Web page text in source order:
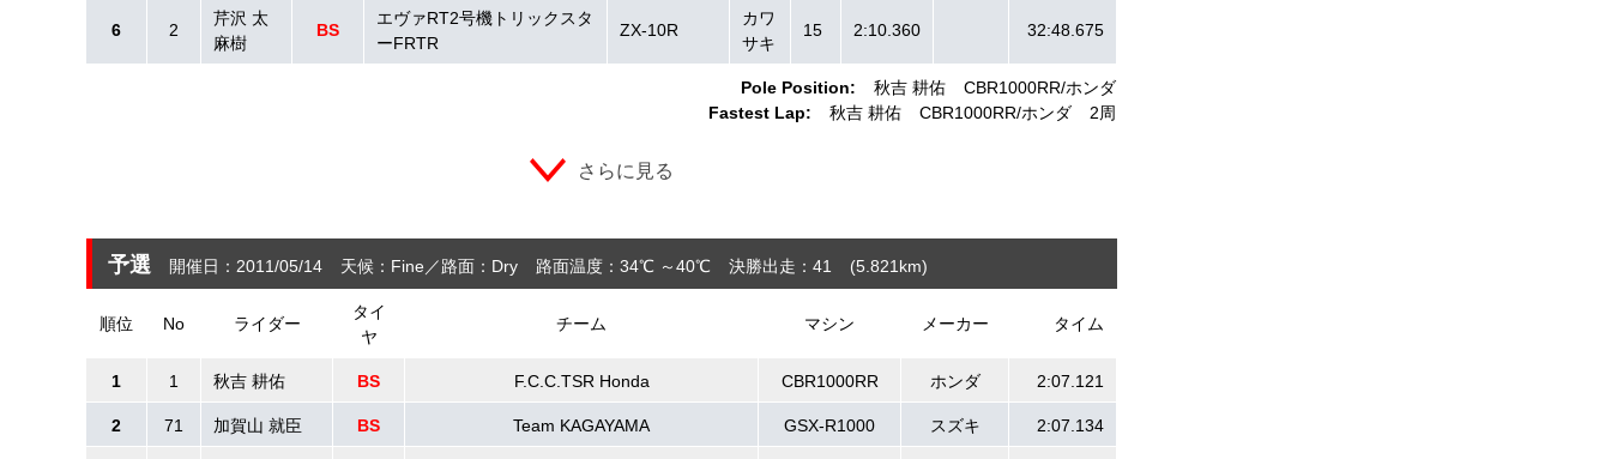
Pole Position: 秋吉 耕佑 CBR1000RR ホンダ
Fastest Lap:
秋吉 耕佑 CBR1000RR ホンダ 2周
6 2
芹沢 太
麻樹
BS
エヴァRT2号機トリックスタ
ーFRTR
ZX-10R
カワ
サキ
15 2:10.360 32:48.675
さらに見る
予選 開催日：2011/05/14 天候：Fine 路面：Dry 路面温度：34℃ ～40℃ 決勝出走：41 (5.821 km)
順位 No ライダー
タイ
ヤ
チーム マシン メーカー タイム
1 1 秋吉 耕佑 BS F.C.C.TSR Honda CBR1000RR ホンダ 2:07.121
2 71 加賀山 就臣 BS Team KAGAYAMA GSX-R1000 スズキ 2:07.134